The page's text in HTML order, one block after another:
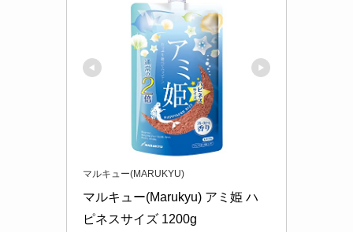
マルキュー(MARUKYU)
マルキュー(Marukyu) アミ姫 ハ
ピネスサイズ 1200g